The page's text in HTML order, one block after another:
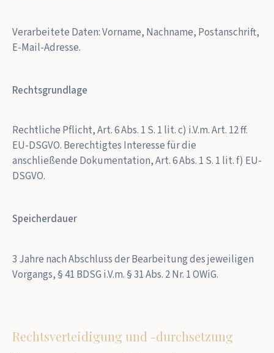
Verarbeitete Daten: Vorname, Nachname, Postanschrift,
E-Mail-Adresse.
Rechtsgrundlage
Rechtliche Pflicht, Art. 6 Abs. 1 S. 1 lit. c) i.V.m. Art. 12 ff.
EU-DSGVO. Berechtigtes Interesse für die
anschließende Dokumentation, Art. 6 Abs. 1 S. 1 lit. f) EU-
DSGVO.
Speicherdauer
3 Jahre nach Abschluss der Bearbeitung des jeweiligen
Vorgangs, § 41 BDSG i.V.m. § 31 Abs. 2 Nr. 1 OWiG.
Rechtsverteidigung und -durchsetzung